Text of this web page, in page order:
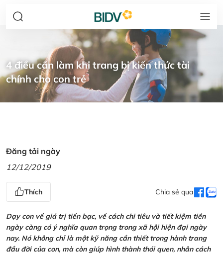
4 điều cần làm khi trang bị kiến thức tài
chính cho con trẻ
Đăng tải ngày
12/12/2019
Thích Chia sẻ qua
Dạy con về giá trị tiền bạc, về cách chi tiêu và tiết kiệm tiền
ngày càng có ý nghĩa quan trọng trong xã hội hiện đại ngày
nay. Nó không chỉ là một kỹ năng cần thiết trong hành trang
đầu đời của con, mà còn giúp hình thành thói quen, nhân cách